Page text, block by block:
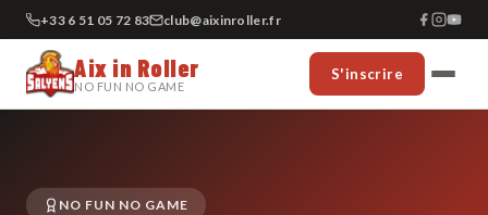
+33 6 51 05 72 83 club@aixinroller.fr
Aix in Roller
NO FUN NO GAME
S'inscrire
NO FUN NO GAME